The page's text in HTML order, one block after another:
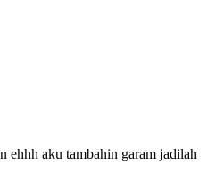
ehhh aku tambahin garam jadilah